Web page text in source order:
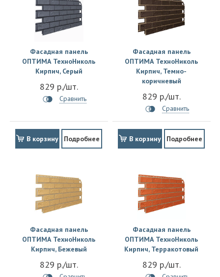
Фасадная панель
ОПТИМА ТехноНиколь
Кирпич, Серый
829 р./шт.
Сравнить
В корзину Подробнее
Фасадная панель
ОПТИМА ТехноНиколь
Кирпич, Темно-
коричневый
829 р./шт.
Сравнить
В корзину Подробнее
Фасадная панель
ОПТИМА ТехноНиколь
Кирпич, Бежевый
829 р./шт.
Фасадная панель
ОПТИМА ТехноНиколь
Кирпич, Терракотовый
829 р./шт.